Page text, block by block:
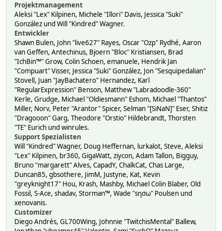
Projektmanagement
Aleksi "Lex" Kilpinen, Michele "Illori" Davis, Jessica "Suki"
González und Will "Kindred" Wagner.
Entwickler
Shawn Bulen, John "live627" Rayes, Oscar "Ozp" Rydhé, Aaron
van Geffen, Antechinus, Bjoern "Bloc" Kristiansen, Brad
"IchBin™" Grow, Colin Schoen, emanuele, Hendrik Jan
"Compuart" Visser, Jessica "Suki" González, Jon "Sesquipedalian"
Stovell, Juan "JayBachatero" Hernandez, Karl
"RegularExpression" Benson, Matthew "Labradoodle-360"
Kerle, Grudge, Michael "Oldiesmann" Eshom, Michael "Thantos"
Miller, Norv, Peter "Arantor" Spicer, Selman "[SiNaN]" Eser, Shitiz
"Dragooon" Garg, Theodore "Orstio" Hildebrandt, Thorsten
"TE" Eurich und winrules.
Support Spezialisten
Will "Kindred" Wagner, Doug Heffernan, lurkalot, Steve, Aleksi
"Lex" Kilpinen, br360, GigaWatt, ziycon, Adam Tallon, Bigguy,
Bruno "margarett" Alves, CapadY, ChalkCat, Chas Large,
Duncan85, gbsothere, JimM, Justyne, Kat, Kevin
"greyknight17" Hou, Krash, Mashby, Michael Colin Blaber, Old
Fossil, S-Ace, shadav, Storman™, Wade "sησω" Poulsen und
xenovanis.
Customizer
Diego Andrés, GL700Wing, Johnnie "TwitchisMental" Ballew,